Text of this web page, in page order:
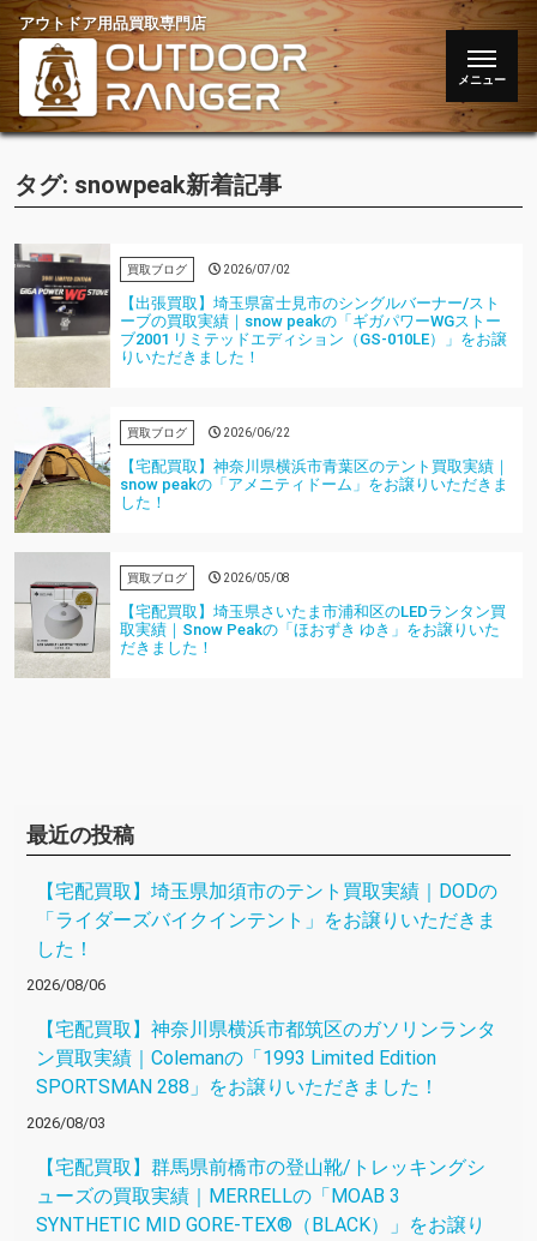
アウトドア用品買取専門店
タグ: snowpeak新着記事
買取ブログ 2026/07/02
【出張買取】埼玉県富士見市のシングルバーナー/スト
ーブの買取実績｜snow peakの「ギガパワーWGストー
ブ2001 リミテッドエディション（GS-010LE）」をお譲
りいただきました！
買取ブログ 2026/06/22
【宅配買取】神奈川県横浜市青葉区のテント買取実績｜
snow peakの「アメニティドーム」をお譲りいただきま
した！
買取ブログ 2026/05/08
【宅配買取】埼玉県さいたま市浦和区のLEDランタン買
取実績｜Snow Peakの「ほおずき ゆき」をお譲りいた
だきました！
最近の投稿
【宅配買取】埼玉県加須市のテント買取実績｜DODの
「ライダーズバイクインテント」をお譲りいただきま
した！
2026/08/06
【宅配買取】神奈川県横浜市都筑区のガソリンランタ
ン買取実績｜Colemanの「1993 Limited Edition
SPORTSMAN 288」をお譲りいただきました！
2026/08/03
【宅配買取】群馬県前橋市の登山靴/トレッキングシ
ューズの買取実績｜MERRELLの「MOAB 3
SYNTHETIC MID GORE-TEX®（BLACK）」をお譲り